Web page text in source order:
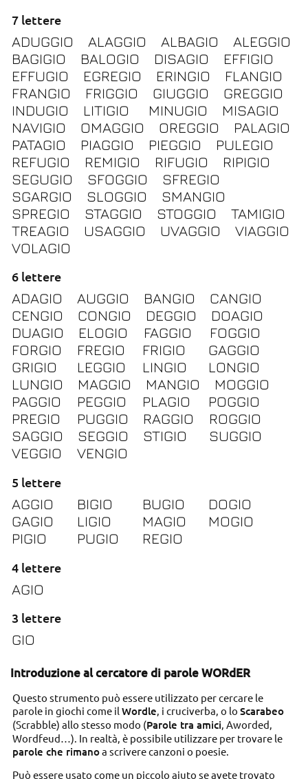
7 lettere
ADUGGIO ALAGGIO ALBAGIO
ALEGGIO
BAGIGIO
BALOGIO DISAGIO
EFFIGIO
EFFUGIO
EGREGIO ERINGIO
FLANGIO
FRANGIO
FRIGGIO GIUGGIO
GREGGIO
INDUGIO
LITIGIO MINUGIO
MISAGIO
NAVIGIO
OMAGGIO OREGGIO
PALAGIO
PATAGIO
PIAGGIO PIEGGIO
PULEGIO
REFUGIO
REMIGIO RIFUGIO
RIPIGIO
SEGUGIO
SFOGGIO
SFREGIO
SGARGIO
SLOGGIO
SMANGIO
SPREGIO
STAGGIO STOGGIO
TAMIGIO
TREAGIO
USAGGIO UVAGGIO
VIAGGIO
VOLAGIO
6 lettere
ADAGIO AUGGIO BANGIO
CANGIO
CENGIO
CONGIO DEGGIO
DOAGIO
DUAGIO
ELOGIO FAGGIO
FOGGIO
FORGIO
FREGIO FRIGIO
GAGGIO
GRIGIO
LEGGIO LINGIO
LONGIO
LUNGIO
MAGGIO MANGIO
MOGGIO
PAGGIO
PEGGIO PLAGIO
POGGIO
PREGIO
PUGGIO RAGGIO
ROGGIO
SAGGIO
SEGGIO STIGIO
SUGGIO
VEGGIO
VENGIO
5 lettere
AGGIO BIGIO BUGIO
DOGIO
GAGIO
LIGIO MAGIO
MOGIO
PIGIO
PUGIO REGIO
4 lettere
AGIO
3 lettere
GIO
Introduzione al cercatore di parole WORdER
Questo strumento può essere utilizzato per cercare le
parole in giochi come il Wordle , i cruciverba, o lo Scarabeo
(Scrabble) allo stesso modo (Parole tra amici , Aworded,
Wordfeud…). In realtà, è possibile utilizzare per trovare le
parole che rimanoa scrivere canzoni o poesie.
Può essere usato come un piccolo aiuto se avete trovato